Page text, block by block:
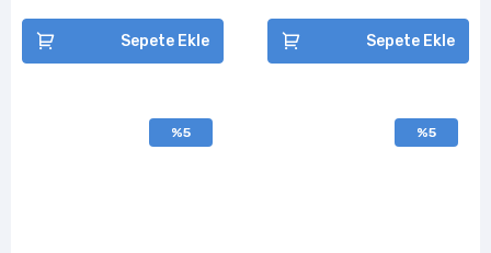
Sepete Ekle Sepete Ekle
%5 %5